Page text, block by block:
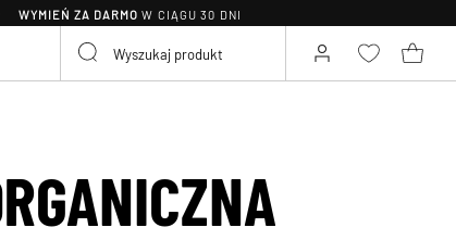
WYMIEŃ ZA DARMO W CIĄGU 30 DNI